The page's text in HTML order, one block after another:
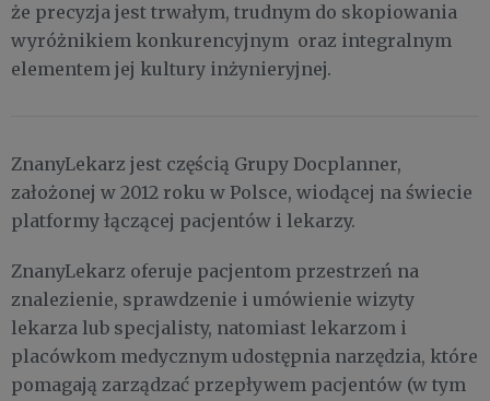
że precyzja jest trwałym, trudnym do skopiowania
wyróżnikiem konkurencyjnym oraz integralnym
elementem jej kultury inżynieryjnej.
ZnanyLekarz jest częścią Grupy Docplanner,
założonej w 2012 roku w Polsce, wiodącej na świecie
platformy łączącej pacjentów i lekarzy.
ZnanyLekarz oferuje pacjentom przestrzeń na
znalezienie, sprawdzenie i umówienie wizyty
lekarza lub specjalisty, natomiast lekarzom i
placówkom medycznym udostępnia narzędzia, które
pomagają zarządzać przepływem pacjentów (w tym